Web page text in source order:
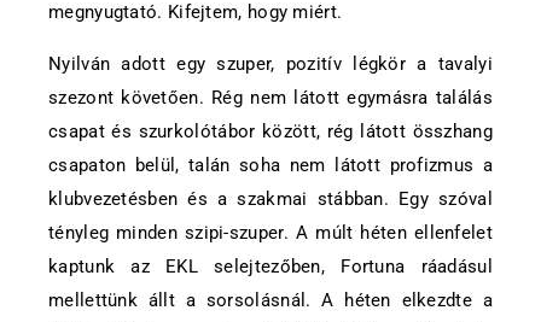
megnyugtató. Kifejtem, hogy miért.
Nyilván adott egy szuper, pozitív légkör a tavalyi
szezont követően. Rég nem látott egymásra találás
csapat és szurkolótábor között, rég látott összhang
csapaton belül, talán soha nem látott profizmus a
klubvezetésben és a szakmai stábban. Egy szóval
tényleg minden szipi-szuper. A múlt héten ellenfelet
kaptunk az EKL selejtezőben, Fortuna ráadásul
mellettünk állt a sorsolásnál. A héten elkezdte a